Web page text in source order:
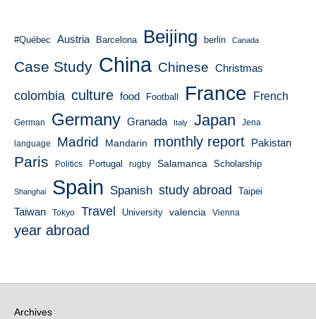
#Québec Austria Barcelona Beijing berlin Canada
Case Study China Chinese Christmas
colombia culture food Football France French
German Germany Granada Italy Japan Jena
language Madrid Mandarin monthly report Pakistan
Paris Politics Portugal rugby Salamanca Scholarship
Shanghai Spain Spanish study abroad Taipei
Taiwan Tokyo Travel University valencia Vienna
year abroad
Archives